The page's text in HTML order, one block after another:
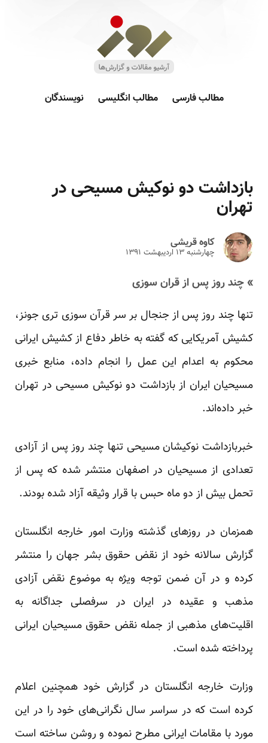
مطالب فارسی مطالب انگلیسی نویسندگان
بازداشت دو نوکیش مسیحی در
تهران
کاوه قریشی
چهارشنبه ۱۳ ارديبهشت ۱۳۹۱
» چند روز پس از قران سوزی
تنها چند روز پس از جنجال بر سر قرآن سوزی تری جونز،
کشیش آمریکایی که گفته به خاطر دفاع از کشیش ایرانی
محکوم به اعدام این عمل را انجام داده، منابع خبری
مسیحیان ایران از بازداشت دو نوکیش مسیحی در تهران
خبر داده‌اند.
خبربازداشت نوکیشان مسیحی تنها چند روز پس از آزادی
تعدادی از مسیحیان در اصفهان منتشر شده که پس از
تحمل بیش از دو ماه حبس با قرار وثیقه آزاد شده بودند.
همزمان در روزهای گذشته وزارت امور خارجه انگلستان
گزارش سالانه خود از نقض حقوق بشر جهان را منتشر
کرده و در آن ضمن توجه ویژه‌ به موضوع نقض آزادی
مذهب و عقیده در ایران در سرفصلی جداگانه به
اقلیت‌های مذهبی از جمله نقض حقوق مسیحیان ایرانی
پرداخته شده است.
وزارت خارجه انگلستان در گزارش خود همچنین اعلام
کرده است که در سراسر سال نگرانی‌های خود را در این
مورد با مقامات ایرانی مطرح نموده و روشن ساخته است